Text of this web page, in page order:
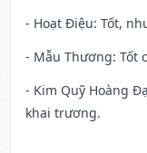
- Hoạt Điệu: Tốt,
- Mẫu Thương: Tốt
- Kim Quỹ Hoàng
khai trương.